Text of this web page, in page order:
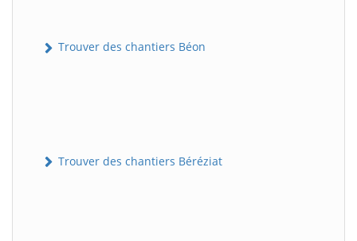
Trouver des chantiers Béon
Trouver des chantiers Béréziat